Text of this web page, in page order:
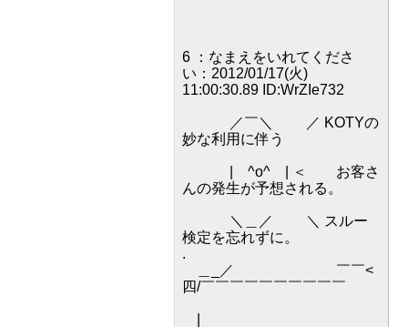
6 ：なまえをいれてくださ
い：2012/01/17(火)
11:00:30.89 ID:WrZIe732
／￣＼ ／ KOTYの
妙な利用に伴う
| ^o^ | ＜ お客さ
んの発生が予想される。
＼＿／ ＼ スルー
検定を忘れずに。
.
＿_／ ￣￣<
四/￣￣￣￣￣￣￣￣￣￣